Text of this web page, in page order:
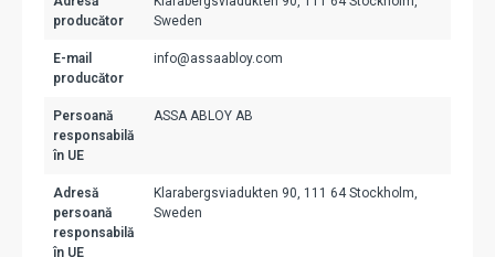
producător
Sweden
E-mail
producător
info@assaabloy.com
Persoană
responsabilă
în UE
ASSA ABLOY AB
Adresă
persoană
responsabilă
în UE
Klarabergsviadukten 90, 111 64 Stockholm,
Sweden